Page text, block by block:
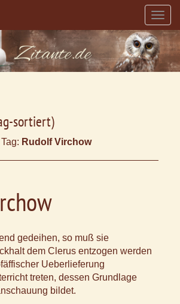
sortiert)
Tag: Rudolf Virchow
gedeihen, so muß sie
dem Clerus entzogen werden
Ueberlieferung
treten, dessen Grundlage
bildet.